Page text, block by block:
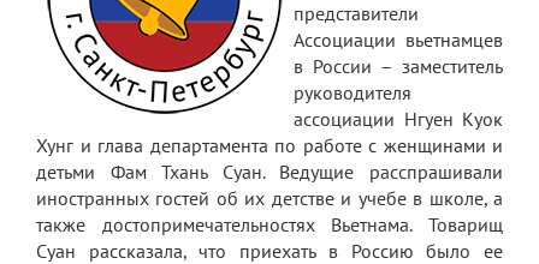
представители
Ассоциации вьетнамцев
в России – заместитель
руководителя
ассоциации Нгуен Куок
Хунг и глава департамента по работе с женщинами и
детьми Фам Тхань Суан. Ведущие расспрашивали
иностранных гостей об их детстве и учебе в школе, а
также достопримечательностях Вьетнама. Товарищ
Суан рассказала, что приехать в Россию было ее